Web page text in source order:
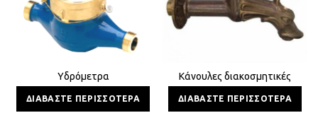
Υδρόμετρα
ΔΙΑΒΆΣΤΕ ΠΕΡΙΣΣΌΤΕΡΑ
Κάνουλες διακοσμητικές
ΔΙΑΒΆΣΤΕ ΠΕΡΙΣΣΌΤΕΡΑ